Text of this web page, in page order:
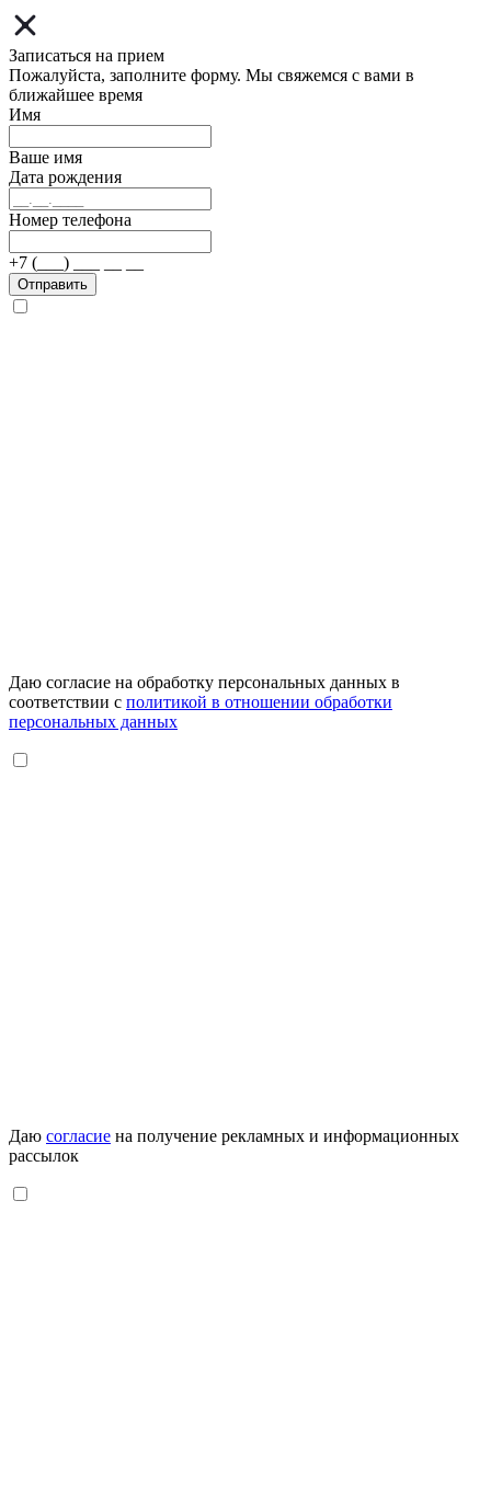
Записаться на прием
Пожалуйста, заполните форму. Мы свяжемся с вами в
ближайшее время
Имя
Ваше имя
Дата рождения
Номер телефона
+7 (___) ___ __ __
Отправить
Даю согласие на обработку персональных данных в
соответствии с политикой в отношении обработки
персональных данных
Даю согласие на получение рекламных и информационных
рассылок